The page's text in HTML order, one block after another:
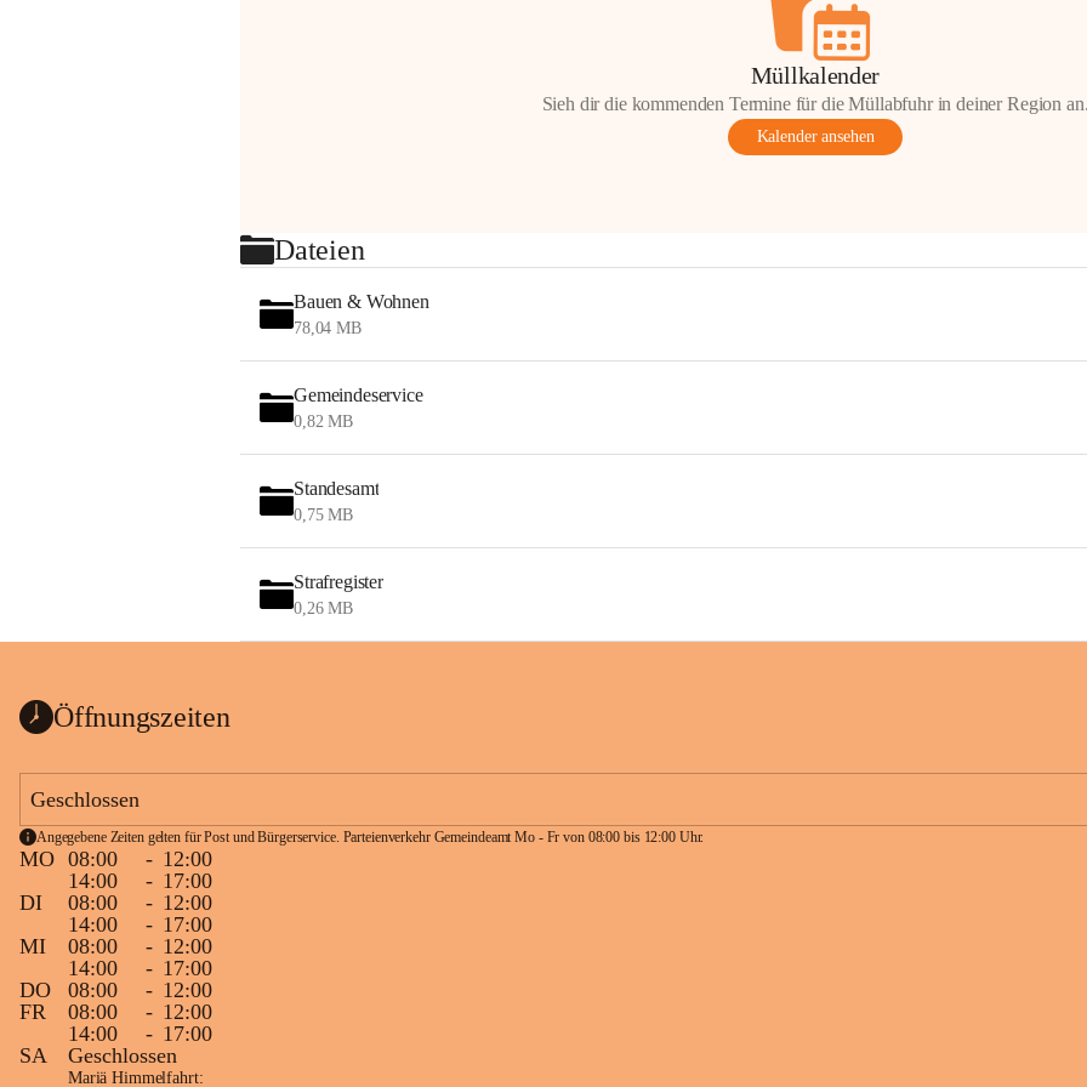
Müllkalender
Sieh dir die kommenden Termine für die Müllabfuhr in deiner Region
Kalender ansehen
Dateien
Bauen & Wohnen
78,04 MB
Gemeindeservice
0,82 MB
Standesamt
0,75 MB
Strafregister
0,26 MB
Öffnungszeiten
Geschlossen
Angegebene Zeiten gelten für Post und Bürgerservice. Parteienverkehr Gemeindeamt Mo - Fr von 08:00 bis 12:00 Uhr.
MO 08:00 - 12:00
14:00
- 17:00
DI
08:00 - 12:00
14:00
- 17:00
MI
08:00 - 12:00
14:00
- 17:00
DO
08:00 - 12:00
FR
08:00 - 12:00
14:00
- 17:00
SA
Geschlossen
Mariä Himmelfahrt: